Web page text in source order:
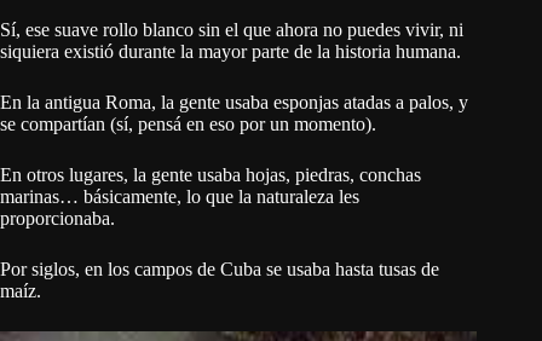
Sí, ese suave rollo blanco sin el que ahora no puedes vivir, ni
siquiera existió durante la mayor parte de la historia humana.
En la antigua Roma, la gente usaba esponjas atadas a palos, y
se compartían (sí, pensá en eso por un momento).
En otros lugares, la gente usaba hojas, piedras, conchas
marinas… básicamente, lo que la naturaleza les
proporcionaba.
Por siglos, en los campos de Cuba se usaba hasta tusas de
maíz.